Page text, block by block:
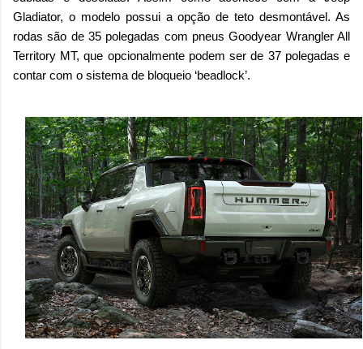
Gladiator, o modelo possui a opção de teto desmontável. As
rodas são de 35 polegadas com pneus Goodyear Wrangler All
Territory MT, que opcionalmente podem ser de 37 polegadas e
contar com o sistema de bloqueio ‘beadlock’.